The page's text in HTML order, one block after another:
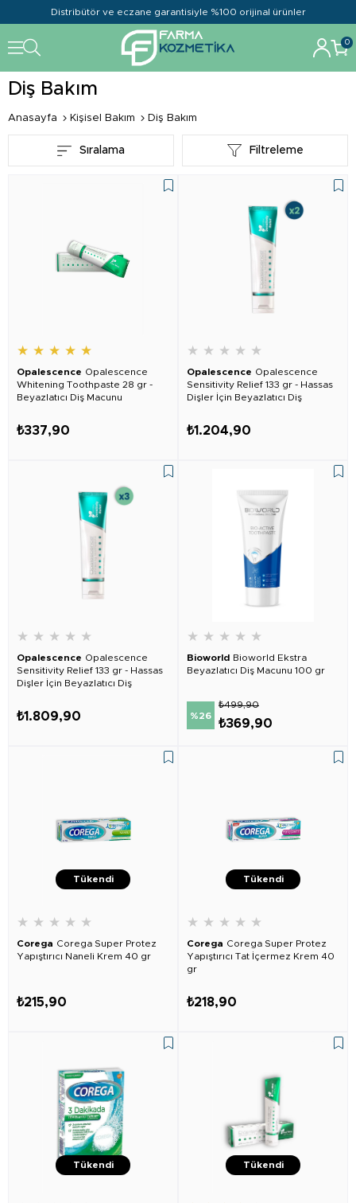
Distribütör ve eczane garantisiyle %100 orijinal ürünler
0
Diş Bakım
Anasayfa Kişisel Bakım Diş Bakım
Filtreleme
Sıralama
★ ★ ★ ★ ★
Opalescence Opalescence
Whitening Toothpaste 28 gr -
Beyazlatıcı Diş Macunu
₺337,90
★ ★ ★ ★ ★
Opalescence Opalescence
Sensitivity Relief 133 gr - Hassas
Dişler İçin Beyazlatıcı Diş
₺1.204,90
★ ★ ★ ★ ★
Opalescence Opalescence
Sensitivity Relief 133 gr - Hassas
Dişler İçin Beyazlatıcı Diş
₺1.809,90
★ ★ ★ ★ ★
Bioworld Bioworld Ekstra
Beyazlatıcı Diş Macunu 100 gr
%26
₺369,90
₺499,90
Tükendi
★ ★ ★ ★ ★
Corega Corega Super Protez
Yapıştırıcı Naneli Krem 40 gr
₺215,90
Tükendi
★ ★ ★ ★ ★
Corega Corega Super Protez
Yapıştırıcı Tat İçermez Krem 40
gr
₺218,90
Tükendi Tükendi